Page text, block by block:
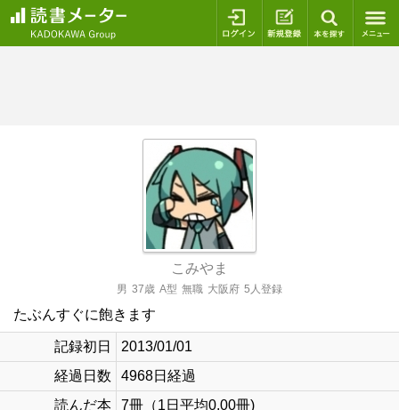
ログイン 新規登録
こみやま
男 37歳 A型 無職 大阪府 5人登録
たぶんすぐに飽きます
記録初日
2013/01/01
経過日数
4968日経過
読んだ本
7冊（1日平均0.00冊)